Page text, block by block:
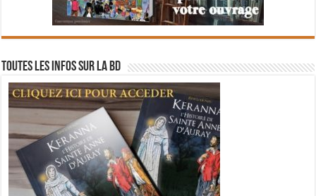
Toutes les infos sur la BD